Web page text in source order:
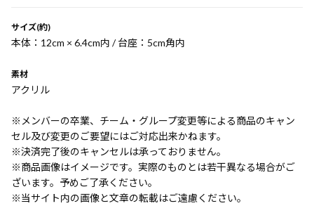
サイズ(約)
本体：12cm × 6.4cm内 / 台座：5cm角内
素材
アクリル
※メンバーの卒業、チーム・グループ変更等による商品のキャン
セル及び変更のご要望にはご対応出来かねます。
※決済完了後のキャンセルは承っておりません。
※商品画像はイメージです。実際のものとは若干異なる場合がご
ざいます。予めご了承ください。
※当サイト内の画像と文章の転載はご遠慮ください。